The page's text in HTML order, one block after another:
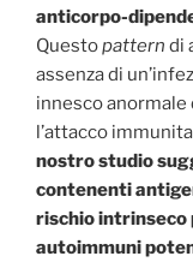
anticorpo-
Questopattern di
assenza di
innesco
l’attacco
nostro studio
contenenti
rischio intrinseco
autoimmuni